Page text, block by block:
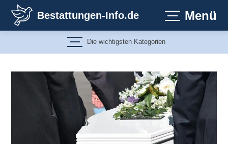
Inhalt
springen
Bestattungen-Info.de Menü
Die wichtigsten Kategorien